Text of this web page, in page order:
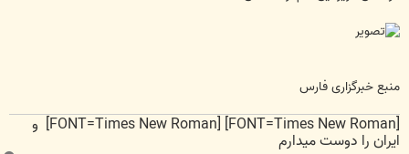
منبع خبرگزاری فارس
[FONT=Times New Roman] [FONT=Times New Roman] و
ایران را دوست میدارم